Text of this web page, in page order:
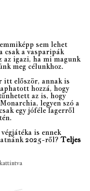
sem lehet
csak a vasparipák
az igazi, ha mi magunk
meg célunkhoz.
itt először, annak is
hozzá, hogy
az is, hogy
legyen szó a
egy jóféle lagerről
is ennek
2025-ről? Teljes